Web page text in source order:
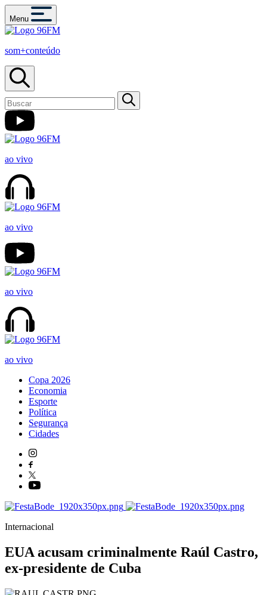
Menu
som+conteúdo
ao vivo
ao vivo
ao vivo
ao vivo
Copa 2026
Economia
Esporte
Política
Segurança
Cidades
Internacional
EUA acusam criminalmente Raúl Castro,
ex-presidente de Cuba